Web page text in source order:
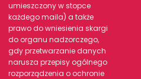
umieszczony w stopce
każdego maila) a także
prawo do wniesienia skargi
do organu nadzorczego,
gdy przetwarzanie danych
narusza przepisy ogólnego
rozporządzenia o ochronie